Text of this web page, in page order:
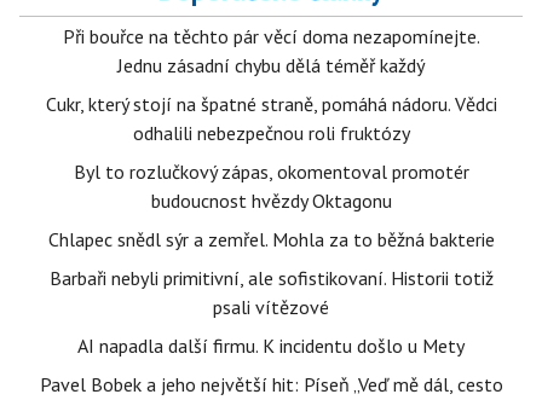
Při bouřce na těchto pár věcí doma nezapomínejte.
Jednu zásadní chybu dělá téměř každý
Cukr, který stojí na špatné straně, pomáhá nádoru. Vědci
odhalili nebezpečnou roli fruktózy
Byl to rozlučkový zápas, okomentoval promotér
budoucnost hvězdy Oktagonu
Chlapec snědl sýr a zemřel. Mohla za to běžná bakterie
Barbaři nebyli primitivní, ale sofistikovaní. Historii totiž
psali vítězové
AI napadla další firmu. K incidentu došlo u Mety
Pavel Bobek a jeho největší hit: Píseň „Veď mě dál, cesto